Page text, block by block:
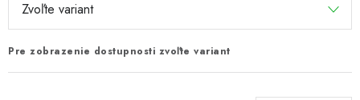
Pre zobrazenie dostupnosti zvoľte variant